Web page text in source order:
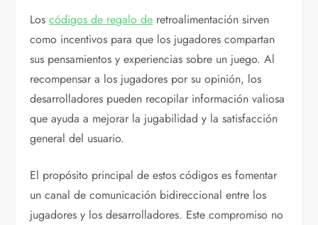
Loscódigos de regalo de retroalimentación sirven
como incentivos para que los jugadores compartan
sus pensamientos y experiencias sobre un juego. Al
recompensar a los jugadores por su opinión, los
desarrolladores pueden recopilar información valiosa
que ayuda a mejorar la jugabilidad y la satisfacción
general del usuario.
El propósito principal de estos códigos es fomentar
un canal de comunicación bidireccional entre los
jugadores y los desarrolladores. Este compromiso no